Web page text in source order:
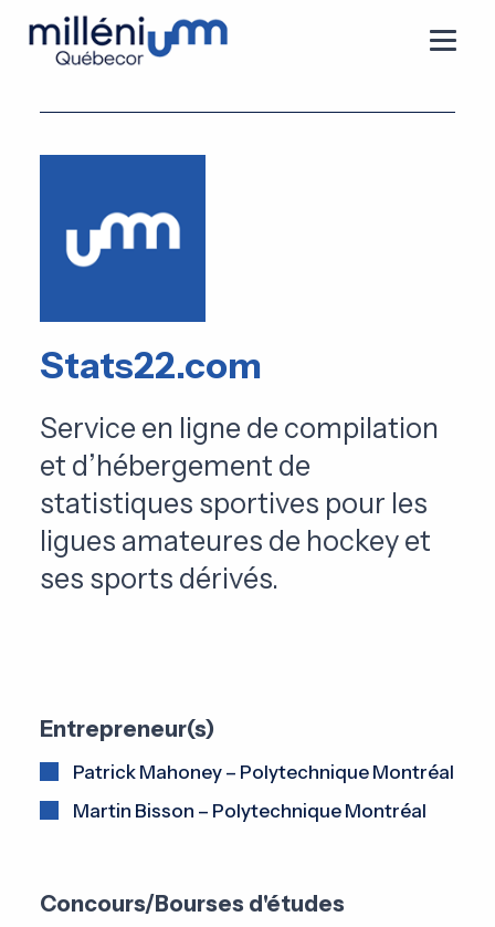
Stats22.com
Service en ligne de compilation
et d’hébergement de
statistiques sportives pour les
ligues amateures de hockey et
ses sports dérivés.
Entrepreneur(s)
Patrick Mahoney – Polytechnique Montréal
Martin Bisson – Polytechnique Montréal
Concours/Bourses d'études